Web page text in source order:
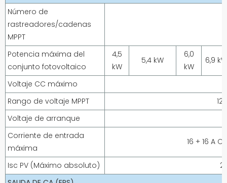
Número de
rastreadores/cadenas
MPPT
Potencia máxima del
conjunto fotovoltaico
4,5
kW
5,4 kW
6,0
kW
6,9 kW
Voltaje CC máximo
Rango de voltaje MPPT
Voltaje de arranque
Corriente de entrada
máxima
16 + 16 A
Isc PV (Máximo absoluto)